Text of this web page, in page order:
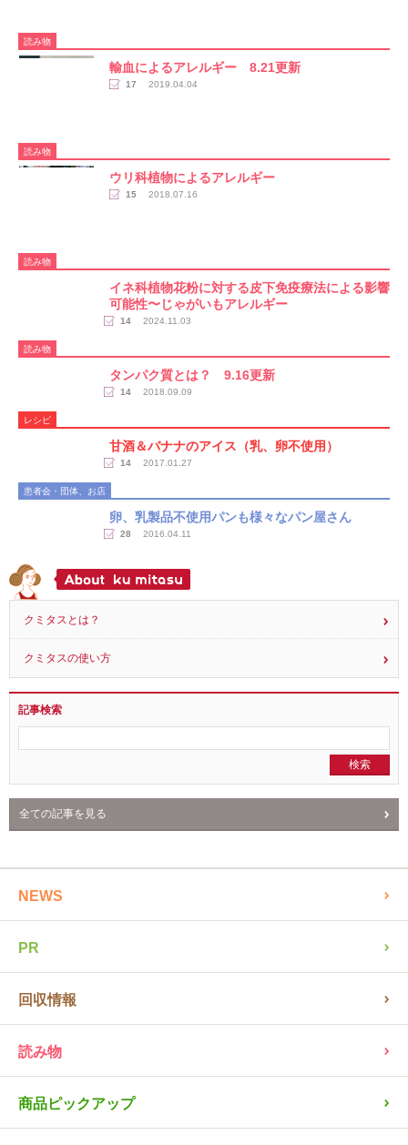
読み物
輸血によるアレルギー 8.21更新
17 2019.04.04
読み物
ウリ科植物によるアレルギー
15 2018.07.16
読み物
イネ科植物花粉に対する皮下免疫療法による影響
可能性〜じゃがいもアレルギー
14 2024.11.03
読み物
タンパク質とは？ 9.16更新
14 2018.09.09
レシピ
甘酒＆バナナのアイス（乳、卵不使用）
14 2017.01.27
患者会・団体、お店
卵、乳製品不使用パンも様々なパン屋さん
28 2016.04.11
クミタスとは？
クミタスの使い方
記事検索
全ての記事を見る
NEWS
PR
回収情報
読み物
商品ピックアップ